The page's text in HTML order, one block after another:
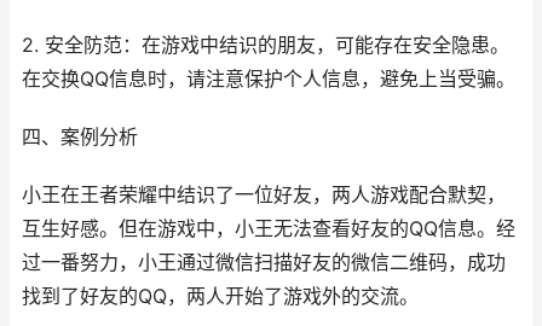
2. 安全防范：在游戏中结识的朋友，可能存在安全隐患。
在交换QQ信息时，请注意保护个人信息，避免上当受骗。
四、案例分析
小王在王者荣耀中结识了一位好友，两人游戏配合默契，
互生好感。但在游戏中，小王无法查看好友的QQ信息。经
过一番努力，小王通过微信扫描好友的微信二维码，成功
找到了好友的QQ，两人开始了游戏外的交流。